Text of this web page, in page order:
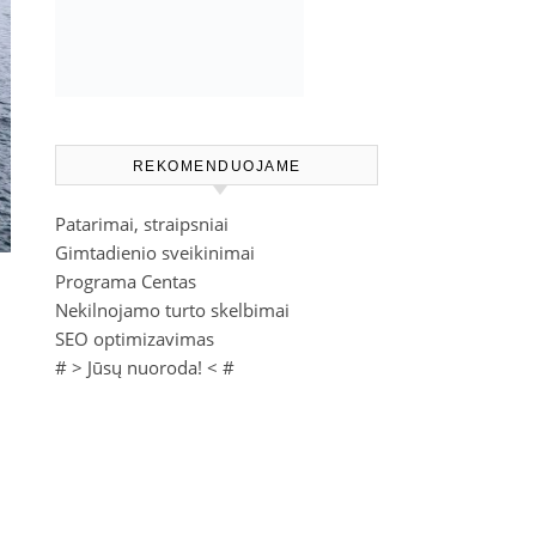
REKOMENDUOJAME
Patarimai, straipsniai
Gimtadienio sveikinimai
Programa Centas
Nekilnojamo turto skelbimai
SEO optimizavimas
# > Jūsų nuoroda! < #